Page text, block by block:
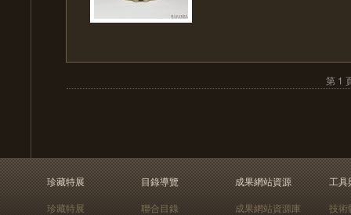
第 1
珍藏特展
珍藏特展
目錄導覽
聯合目錄
成果網站資源
成果網站資源庫
工具
技術